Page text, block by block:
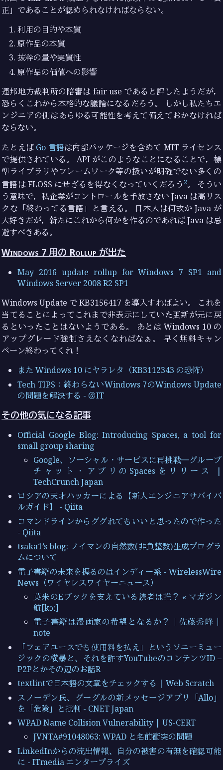
正」であることが認められなければならない。
利用の目的や本質
原作品の本質
抜粋の量や実質性
原作品の価値への影響
連邦地方裁判所の陪審は fair use であると評したようだが，
恐らくこれから本格的な議論になるだろう。 しかし私たちエ
ンジニアの側はあらゆる可能性を考えて備えておかなければ
ならない。
たとえば Go 言語は内部パッケージを含めて MIT ライセンス
で提供されている。 API がこのようなことになることで，標
準ライブラリやフレームワーク等の扱いが明確でない多くの
言語は FLOSS にせざるを得なくなっていくだろう 2。 そうい
う意味で，私企業がコントロールを手放さない Java は高リス
クな「終わってる言語」と言える。 日本人は何故か Java が
大好きだが，新たにこれから何かを作るのであれば Java は忌
避すべきある。
Windows 7 用の Rollup が出た
May 2016 update rollup for Windows 7 SP1 and
Windows Server 2008 R2 SP1
Windows Update で KB3156417 を導入すればよい。 これを
当てることによってこれまで非表示にしていた更新が元に戻
るといったことはないようである。 あとは Windows 10 の
アップグレード強制さえなくなればなぁ。 早く無料キャン
ペーン終わってくれ！
また Windows 10 にヤラレタ（KB3112343 の恐怖）
Tech TIPS：終わらないWindows 7のWindows Update
の問題を解決する - ＠IT
その他の気になる記事
Official Google Blog: Introducing Spaces, a tool for
small group sharing
Google、ソーシャル・サービスに再挑戦―グループ
チャット・アプリのSpacesをリリース |
TechCrunch Japan
ロシアの天才ハッカーによる【新人エンジニアサバイバ
ルガイド】 - Qiita
コマンドラインからググれてもいいと思ったので作った
- Qiita
tsaka1’s blog: ノイマンの自然数(非負整数)生成プログラ
ムについて
電子書籍の未来を握るのはインディー系 - WirelessWire
News（ワイヤレスワイヤーニュース）
英米のEブックを支えている読者は誰？ « マガジン
航[kɔː]
電子書籍は漫画家の希望となるか？｜佐藤秀峰｜
note
「フェアユースでも使用料を払え」というソニーミュー
ジックの横暴と、それを許すYouTubeのコンテンツID –
P2Pとかその辺のお話R
textlintで日本語の文章をチェックする | Web Scratch
スノーデン氏、グーグルの新メッセージアプリ「Allo」
を「危険」と批判 - CNET Japan
WPAD Name Collision Vulnerability | US-CERT
JVNTA#91048063: WPAD と名前衝突の問題
LinkedInからの流出情報、自分の被害の有無を確認可能
に - ITmedia エンタープライズ